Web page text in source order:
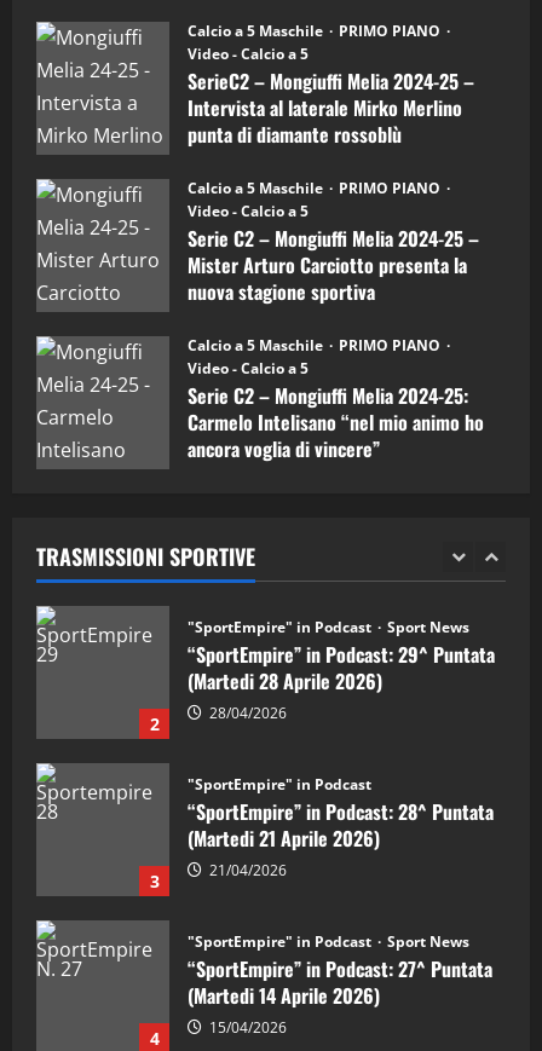
6)
–
Intervista
a
mister
Arturo
Carciotto
(Mongiuffi
Calcio a 5 Maschile
PRIMO PIANO
Video - Calcio a 5
SerieC2 – Mongiuffi Melia 2024-25 –
Intervista al laterale Mirko Merlino
punta di diamante rossoblù
Calcio a 5 Maschile
PRIMO PIANO
Video - Calcio a 5
Serie C2 – Mongiuffi Melia 2024-25 –
Mister Arturo Carciotto presenta la
nuova stagione sportiva
Calcio a 5 Maschile
PRIMO PIANO
Video - Calcio a 5
Serie C2 – Mongiuffi Melia 2024-25:
Carmelo Intelisano “nel mio animo ho
ancora voglia di vincere”
TRASMISSIONI SPORTIVE
“SportEmpire” in Podcast: 27^ Puntata
(Martedi 14 Aprile 2026)
15/04/2026
5
“SportEmpire” in Podcast: 26^ Puntata
(Martedi 07 Aprile 2026)
08/04/2026
“SportEmpire” in Podcast: 30^ Puntata
(Martedi 05 Maggio 2026)
08/05/2026
2 28/04/2026
3
"SportEmpire" in Podcast
“SportEmpire” in Podcast: 28^ Puntata
(Martedi 21 Aprile 2026)
21/04/2026
4
"SportEmpire" in Podcast
“SportEmpire” in Podcast: 27^ Puntata
(Martedi 14 Aprile 2026)
15/04/2026
5
"SportEmpire" in Podcast
“SportEmpire” in Podcast: 26^ Puntata
(Martedi 07 Aprile 2026)
08/04/2026